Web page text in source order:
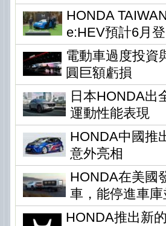
HONDA
e:HEV預計6月
電動車過度投資
圓巨額虧損
日本HONDA出
運動性能表現
HONDA中國推
意外亮相
HONDA在美國
車，能停進車
HONDA推出新